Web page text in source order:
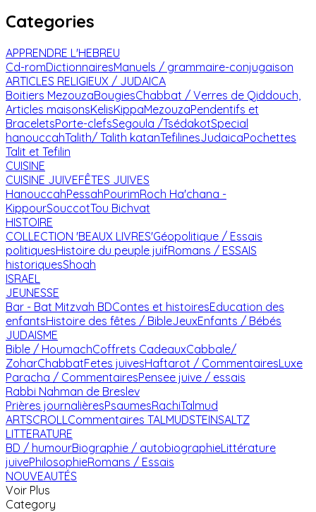
Categories
APPRENDRE L'HEBREU
Cd-romDictionnairesManuels / grammaire-conjugaison
ARTICLES RELIGIEUX / JUDAICA
Boitiers MezouzaBougiesChabbat / Verres de Qiddouch,
Articles maisonsKelisKippaMezouzaPendentifs et
BraceletsPorte-clefsSegoula /TsédakotSpecial
hanouccahTalith/ Talith katanTefilinesJudaicaPochettes
Talit et Tefilin
CUISINE
CUISINE JUIVEFÊTES JUIVES
HanouccahPessahPourimRoch Ha'chana -
KippourSouccotTou Bichvat
HISTOIRE
COLLECTION 'BEAUX LIVRES'Géopolitique / Essais
politiquesHistoire du peuple juifRomans / ESSAIS
historiquesShoah
ISRAEL
JEUNESSE
Bar - Bat Mitzvah BDContes et histoiresEducation des
enfantsHistoire des fêtes / BibleJeuxEnfants / Bébés
JUDAISME
Bible / HoumachCoffrets CadeauxCabbale/
ZoharChabbatFetes juivesHaftarot / CommentairesLuxe
Paracha / CommentairesPensee juive / essais
Rabbi Nahman de Breslev
Prières journalièresPsaumesRachiTalmud
ARTSCROLL Commentaires TALMUDSTEINSALTZ
LITTERATURE
BD / humourBiographie / autobiographieLittérature
juivePhilosophieRomans / Essais
NOUVEAUTÉS
Voir Plus
Category